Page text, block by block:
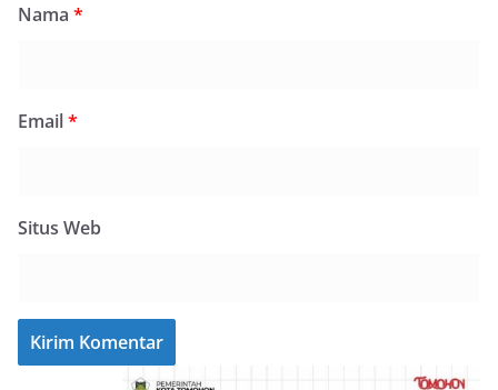
Nama *
Email*
Situs Web